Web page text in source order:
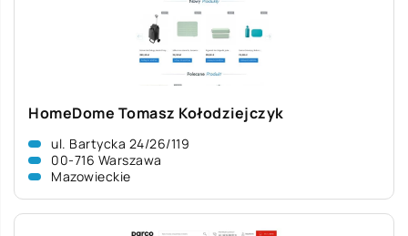
HomeDome Tomasz Kołodziejczyk
ul. Bartycka 24/26/119
00-716 Warszawa
Mazowieckie